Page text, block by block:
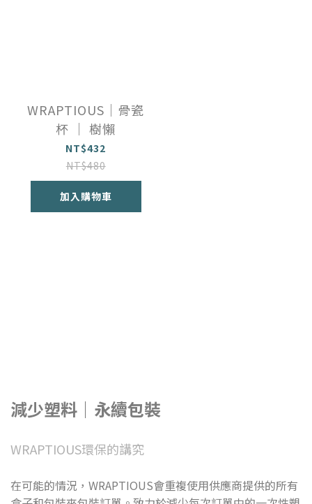
WRAPTIOUS｜骨瓷
杯 ｜ 樹懶
NT$432
NT$480
加入購物車
減少塑料｜永續包裝
WRAPTIOUS環保的講究
在可能的情況，WRAPTIOUS會重複使用供應商提供的所有